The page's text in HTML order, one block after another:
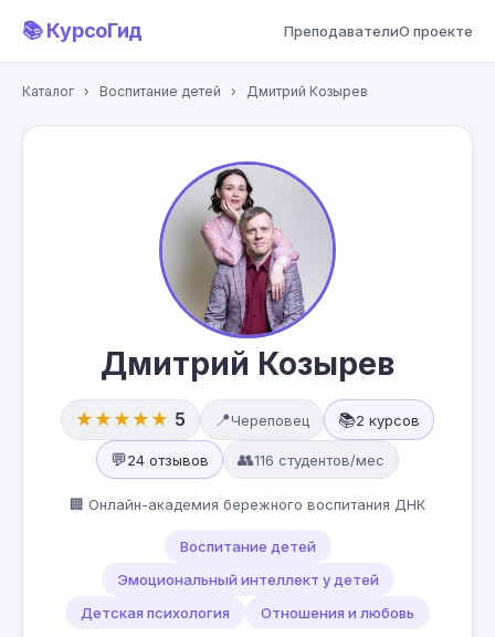
📚 КурсоГид ПреподавателиО проекте
Каталог › Воспитание детей › Дмитрий Козырев
Дмитрий Козырев
★★★★★ 5 📍Череповец 📚2 курсов
💬24 отзывов 👥116 студентов/мес
🏢 Онлайн-академия бережного воспитания ДНК
Воспитание детей
Эмоциональный интеллект у детей
Детская психология
Отношения и любовь